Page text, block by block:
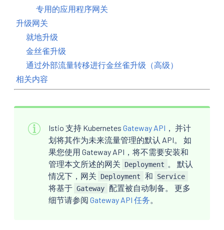
专用的应用程序网关
升级网关
就地升级
金丝雀升级
通过外部流量转移进行金丝雀升级（高级）
相关内容
Istio 支持 Kubernetes Gateway API ， 并计
划将其作为未来流量管理的默认 API。 如
果您使用 Gateway API，将不需要安装和
管理本文所述的网关
Deployment
。 默认
情况下，网关
Deployment 和 Service
将基于 Gateway 配置被自动制备。 更多
细节请参阅 Gateway API 任务